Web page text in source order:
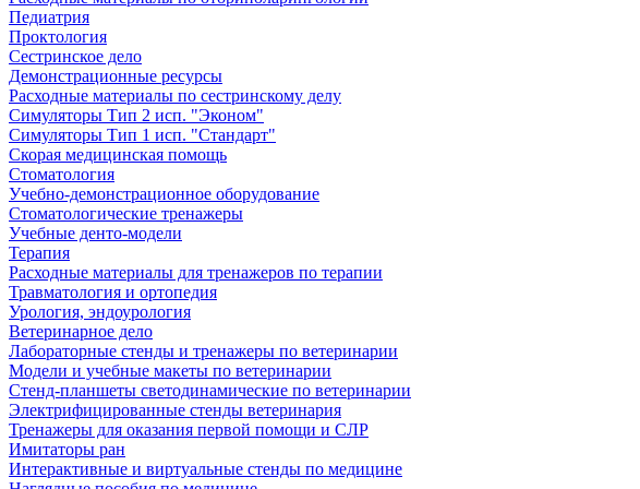
Педиатрия
Проктология
Сестринское дело
Демонстрационные ресурсы
Расходные материалы по сестринскому делу
Симуляторы Тип 2 исп. "Эконом"
Симуляторы Тип 1 исп. "Стандарт"
Скорая медицинская помощь
Стоматология
Учебно-демонстрационное оборудование
Стоматологические тренажеры
Учебные денто-модели
Терапия
Расходные материалы для тренажеров по терапии
Травматология и ортопедия
Урология, эндоурология
Ветеринарное дело
Лабораторные стенды и тренажеры по ветеринарии
Модели и учебные макеты по ветеринарии
Стенд-планшеты светодинамические по ветеринарии
Электрифицированные стенды ветеринария
Тренажеры для оказания первой помощи и СЛР
Имитаторы ран
Интерактивные и виртуальные стенды по медицине